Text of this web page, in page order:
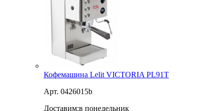
Кофемашина Lelit VICTORIA PL91T
Арт. 0426015b
Доставим:в понедельник